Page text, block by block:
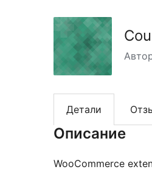
Детали
Описание
WooCommerce